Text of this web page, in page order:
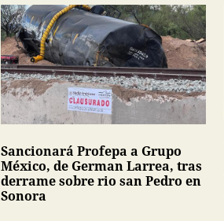
Sancionará Profepa a Grupo
México, de German Larrea, tras
derrame sobre rio san Pedro en
Sonora